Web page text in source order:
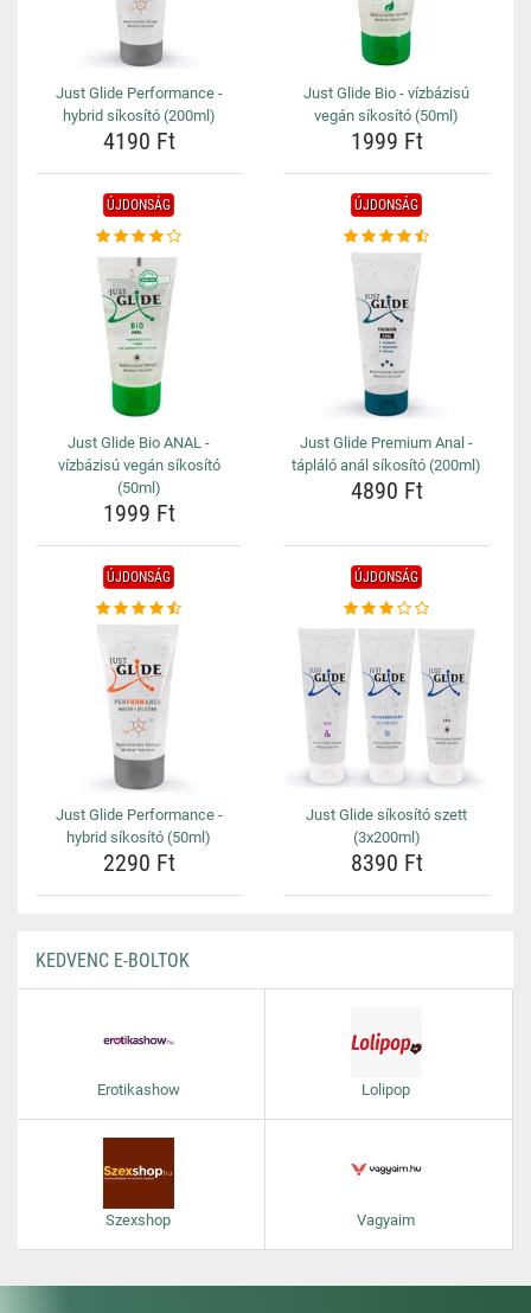
Just Glide Performance -
hybrid síkosító (200ml)
4190 Ft
Just Glide Bio - vízbázisú
vegán síkosító (50ml)
1999 Ft
ÚJDONSÁG
Just Glide Bio ANAL -
vízbázisú vegán síkosító
(50ml)
1999 Ft
ÚJDONSÁG
Just Glide Premium Anal -
tápláló anál síkosító (200ml)
4890 Ft
ÚJDONSÁG
Just Glide Performance -
hybrid síkosító (50ml)
2290 Ft
ÚJDONSÁG
Just Glide síkosító szett
(3x200ml)
8390 Ft
KEDVENC E-BOLTOK
Erotikashow Lolipop
Szexshop Vagyaim